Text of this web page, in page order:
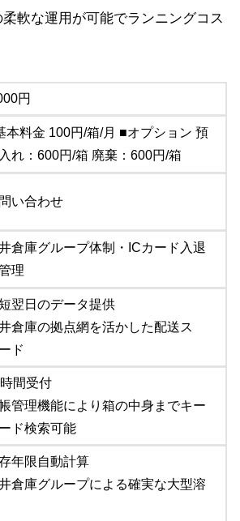
軟な運用が可能でランニングコス
円
本料金 100円/箱/月 ■オプション 預
れ：600円/箱 廃棄：600円/箱
い合わせ
倉庫グループ体制・ICカード入退
理
翌日のデータ提供
倉庫の拠点網を活かした配送ス
ド
間受付
管理機能により箱の中身までキー
ド検索可能
年限自動計算
倉庫グループによる確実な大型溶